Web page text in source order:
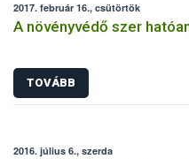
2017. február 16., csütörtök
A növényvédő szer
TOVÁBB
2016. július 6., szerda